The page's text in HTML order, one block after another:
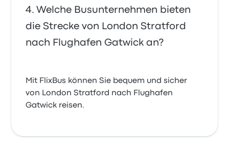
Welche Busunternehmen bieten
die Strecke von London Stratford
nach Flughafen Gatwick an?
Mit FlixBus können Sie bequem und sicher
von London Stratford nach Flughafen
Gatwick reisen.